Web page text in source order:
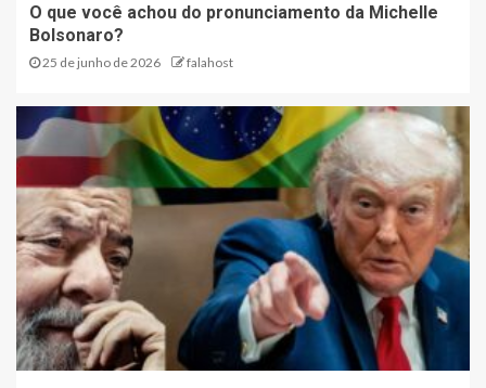
O que você achou do pronunciamento da Michelle
Bolsonaro?
25 de junho de 2026 falahost